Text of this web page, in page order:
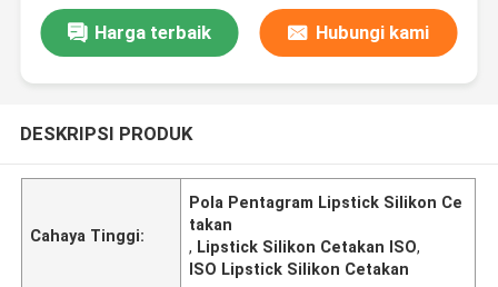
Harga terbaik Hubungi kami
DESKRIPSI PRODUK
Cahaya Tinggi:
Pola Pentagram Lipstick Silikon Ce
takan
, Lipstick Silikon Cetakan ISO,
ISO Lipstick Silikon Cetakan